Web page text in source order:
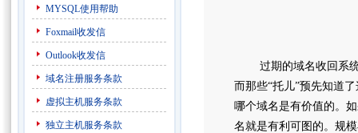
MYSQL使用帮助
Foxmail收发信
Outlook收发信
域名注册服务条款
虚拟主机服务条款
独立主机服务条款
过期的域名收回系统
而那些“托儿”预先知道
哪个域名是有价值的。
名就是有利可图的。规